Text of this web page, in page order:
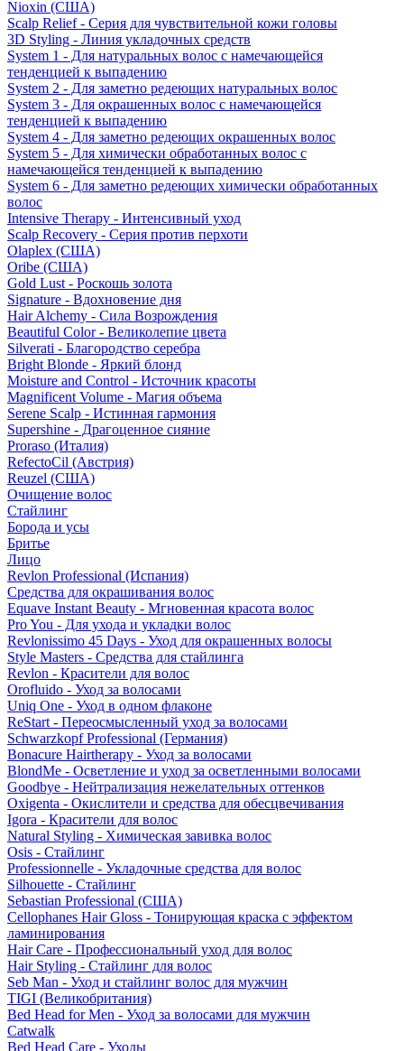
Nioxin (США)
Scalp Relief - Серия для чувствительной кожи головы
3D Styling - Линия укладочных средств
System 1 - Для натуральных волос с намечающейся
тенденцией к выпадению
System 2 - Для заметно редеющих натуральных волос
System 3 - Для окрашенных волос с намечающейся
тенденцией к выпадению
System 4 - Для заметно редеющих окрашенных волос
System 5 - Для химически обработанных волос с
намечающейся тенденцией к выпадению
System 6 - Для заметно редеющих химически обработанных
волос
Intensive Therapy - Интенсивный уход
Scalp Recovery - Серия против перхоти
Olaplex (США)
Oribe (США)
Gold Lust - Роскошь золота
Signature - Вдохновение дня
Hair Alchemy - Сила Возрождения
Beautiful Color - Великолепие цвета
Silverati - Благородство серебра
Bright Blonde - Яркий блонд
Moisture and Control - Источник красоты
Magnificent Volume - Магия объема
Serene Scalp - Истинная гармония
Supershine - Драгоценное сияние
Proraso (Италия)
RefectoCil (Австрия)
Reuzel (США)
Очищение волос
Стайлинг
Борода и усы
Бритье
Лицо
Revlon Professional (Испания)
Средства для окрашивания волос
Equave Instant Beauty - Мгновенная красота волос
Pro You - Для ухода и укладки волос
Revlonissimo 45 Days - Уход для окрашенных волосы
Style Masters - Средства для стайлинга
Revlon - Красители для волос
Orofluido - Уход за волосами
Uniq One - Уход в одном флаконе
ReStart - Переосмысленный уход за волосами
Schwarzkopf Professional (Германия)
Bonacure Hairtherapy - Уход за волосами
BlondMe - Осветление и уход за осветленными волосами
Goodbye - Нейтрализация нежелательных оттенков
Oxigenta - Окислители и средства для обесцвечивания
Igora - Красители для волос
Natural Styling - Химическая завивка волос
Osis - Стайлинг
Professionnelle - Укладочные средства для волос
Silhouette - Стайлинг
Sebastian Professional (США)
Cellophanes Hair Gloss - Тонирующая краска с эффектом
ламинирования
Hair Care - Профессиональный уход для волос
Hair Styling - Стайлинг для волос
Seb Man - Уход и стайлинг волос для мужчин
TIGI (Великобритания)
Bed Head for Men - Уход за волосами для мужчин
Catwalk
Bed Head Care - Уходы